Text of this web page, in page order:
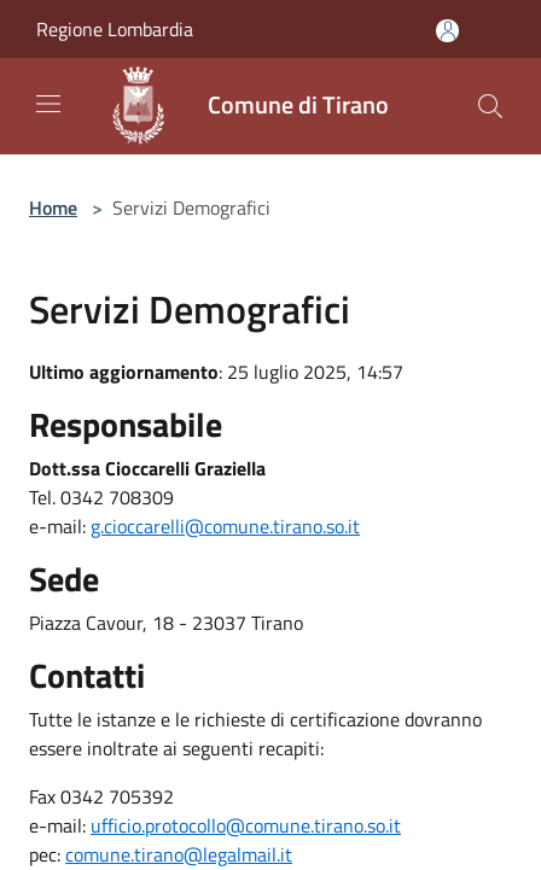
Regione Lombardia
Comune di Tirano
Home > Servizi Demografici
Servizi Demografici
Ultimo aggiornamento: 25 luglio 2025, 14:57
Responsabile
Dott.ssa Cioccarelli Graziella
Tel. 0342 708309
e-mail: g.cioccarelli@comune.tirano.so.it
Sede
Piazza Cavour, 18 - 23037 Tirano
Contatti
Tutte le istanze e le richieste di certificazione dovranno
essere inoltrate ai seguenti recapiti:
Fax 0342 705392
e-mail: ufficio.protocollo@comune.tirano.so.it
pec:comune.tirano@legalmail.it